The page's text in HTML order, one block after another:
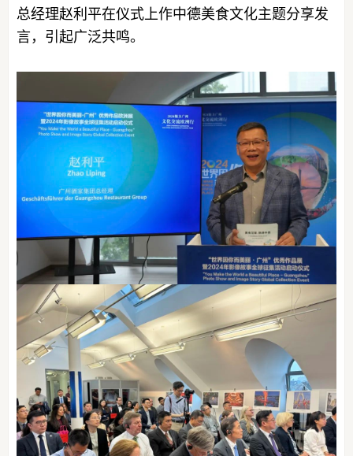
总经理赵利平在仪式上作中德美食文化主题分享发
言，引起广泛共鸣。